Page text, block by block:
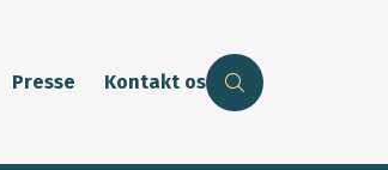
Presse Kontakt os